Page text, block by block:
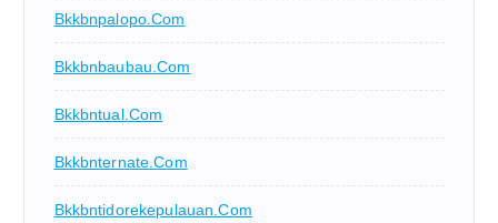
Bkkbnpalopo.com
Bkkbnbaubau.com
Bkkbntual.com
Bkkbnternate.com
Bkkbntidorekepulauan.com